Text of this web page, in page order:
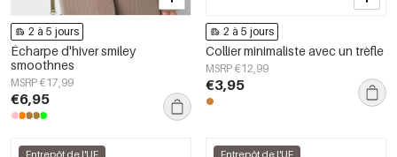
2 à 5 jours
Écharpe d'hiver smiley
smoothnes
MSRP €17,99
€6,95
2 à 5 jours
Collier minimaliste avec un trèfle
MSRP €12,99
€3,95